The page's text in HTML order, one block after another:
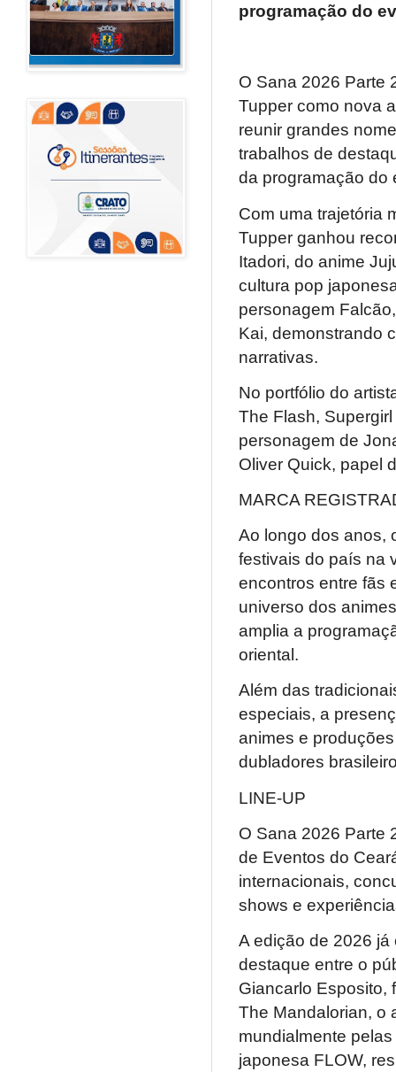
programação do
O Sana 2026 Parte
Tupper como nova
reunir grandes
trabalhos de
da programação do
Com uma trajetória
Tupper ganhou
Itadori, do anime
cultura pop
personagem
Kai, demonstrando
narrativas.
No portfólio do
The Flash,
personagem de
Oliver Quick, papel
MARCA
Ao longo dos anos,
festivais do país na
encontros entre fãs
universo dos
amplia a
oriental.
Além das
especiais, a
animes e
dubladores
LINE-UP
O Sana 2026 Parte
de Eventos do
internacionais,
shows e
A edição de 2026
destaque entre o
Giancarlo Esposito,
The Mandalorian, o
mundialmente
japonesa FLOW,